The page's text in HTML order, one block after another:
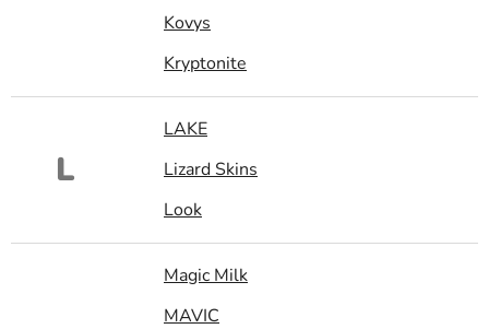
Kovys
Kryptonite
L
LAKE
Lizard Skins
Look
Magic Milk
MAVIC